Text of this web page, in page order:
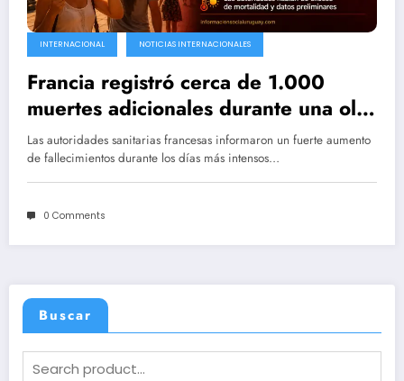
INTERNACIONAL NOTICIAS INTERNACIONALES
Francia registró cerca de 1.000
muertes adicionales durante una ola
de calor extrema
Las autoridades sanitarias francesas informaron un fuerte aumento
de fallecimientos durante los días más intensos…
0 Comments
Buscar